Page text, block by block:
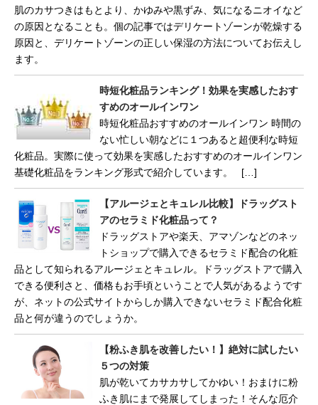
肌のカサつきはもとより、かゆみや黒ずみ、気になるニオイなど
の原因となることも。個の記事ではデリケートゾーンが乾燥する
原因と、デリケートゾーンの正しい保湿の方法についてお伝えし
ます。
時短化粧品ランキング！効果を実感したおす
すめのオールインワン
時短化粧品おすすめのオールインワン 時間の
ない忙しい朝などに１つあると超便利な時短
化粧品。実際に使って効果を実感したおすすめのオールインワン
基礎化粧品をランキング形式で紹介しています。 […]
【アルージェとキュレル比較】ドラッグスト
アのセラミド化粧品って？
ドラッグストアや楽天、アマゾンなどのネッ
トショップで購入できるセラミド配合の化粧
品として知られるアルージェとキュレル。ドラッグストアで購入
できる便利さと、価格もお手頃ということで人気があるようです
が、ネットの公式サイトからしか購入できないセラミド配合化粧
品と何が違うのでしょうか。
【粉ふき肌を改善したい！】絶対に試したい
５つの対策
肌が乾いてカサカサしてかゆい！おまけに粉
ふき肌にまで発展してしまった！そんな厄介